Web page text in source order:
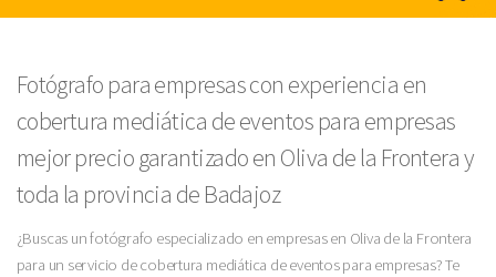
Fotógrafo para empresas con experiencia en
cobertura mediática de eventos para empresas
mejor precio garantizado en Oliva de la Frontera y
toda la provincia de Badajoz
¿Buscas un fotógrafo especializado en empresas en Oliva de la Frontera
para un servicio de cobertura mediática de eventos para empresas? Te